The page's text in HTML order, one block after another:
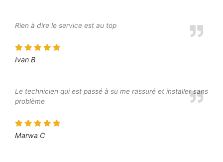
Rien à dire le service est au top
Ivan B
Le technicien qui est passé à su me rassuré et installer sans
problème
Marwa C